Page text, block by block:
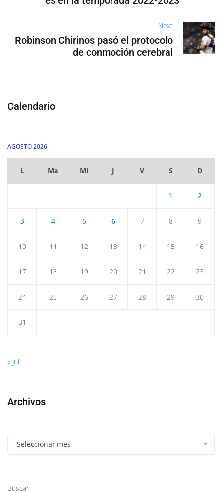
Next
Robinson Chirinos pasó el protocolo
de conmoción cerebral
Calendario
AGOSTO 2026
L Ma Mi J V S D
1 2
3 4 5 6 7 8 9
10 11 12 13 14 15 16
17 18 19 20 21 22 23
24 25 26 27 28 29 30
31
« Jul
Archivos
Seleccionar mes
Buscar